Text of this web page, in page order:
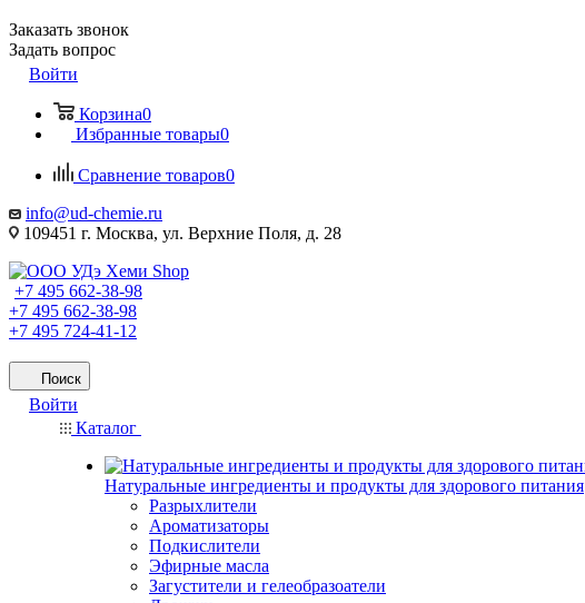
Заказать звонок
Задать вопрос
Войти
Корзина0
Избранные товары0
Сравнение товаров0
info@ud-chemie.ru
109451 г. Москва, ул. Верхние Поля, д. 28
+7 495 662-38-98
+7 495 662-38-98
+7 495 724-41-12
Поиск
Войти
Каталог
Натуральные ингредиенты и продукты для здорового питания
Разрыхлители
Ароматизаторы
Подкислители
Эфирные масла
Загустители и гелеобразоатели